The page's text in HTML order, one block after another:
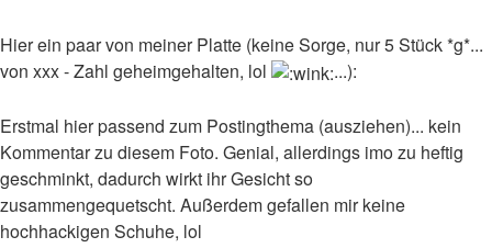
Hier ein paar von meiner Platte (keine Sorge, nur 5 Stück *g*...
von xxx - Zahl geheimgehalten, lol
...):
Erstmal hier passend zum Postingthema (ausziehen)... kein
Kommentar zu diesem Foto. Genial, allerdings imo zu heftig
geschminkt, dadurch wirkt ihr Gesicht so
zusammengequetscht. Außerdem gefallen mir keine
hochhackigen Schuhe, lol